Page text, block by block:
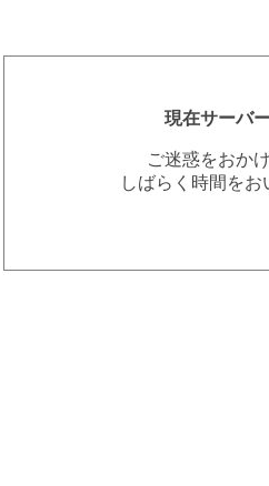
現在サーバ
ご迷惑をおか
しばらく時間を